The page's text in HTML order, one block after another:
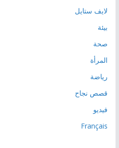
لايف ستايل
بيئة
صحة
المرأة
رياضة
قصص نجاح
فيديو
Français